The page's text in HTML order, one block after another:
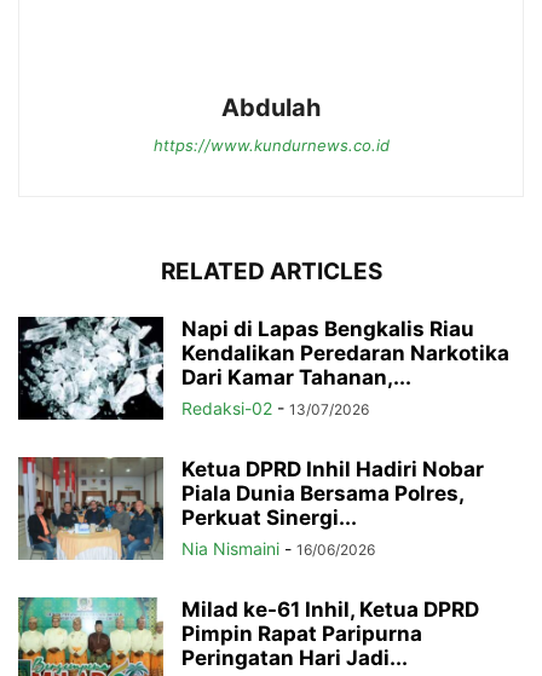
Abdulah
https://www.kundurnews.co.id
RELATED ARTICLES
Napi di Lapas Bengkalis Riau
Kendalikan Peredaran Narkotika
Dari Kamar Tahanan,...
Redaksi-02 - 13/07/2026
Ketua DPRD Inhil Hadiri Nobar
Piala Dunia Bersama Polres,
Perkuat Sinergi...
Nia Nismaini - 16/06/2026
Milad ke-61 Inhil, Ketua DPRD
Pimpin Rapat Paripurna
Peringatan Hari Jadi...